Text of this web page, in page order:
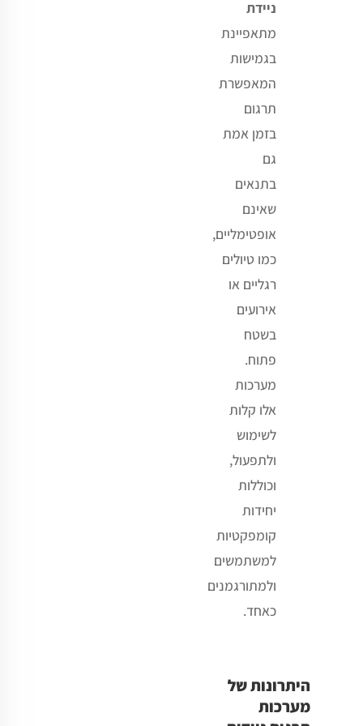
ניידת
מתאפיינת
בגמישות
המאפשרת
תרגום
בזמן אמת
גם
בתנאים
שאינם
אופטימליים,
כמו טיולים
רגליים או
אירועים
בשטח
פתוח.
מערכות
אלו קלות
לשימוש
ולתפעול,
וכוללות
יחידות
קומפקטיות
למשתמשים
ולמתורגמנים
כאחד.
היתרונות של
מערכות